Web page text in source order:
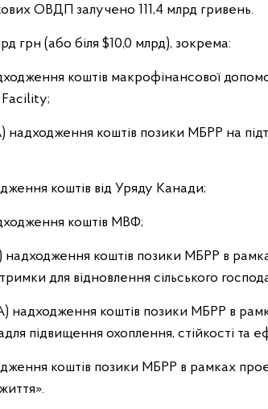
ОВДП залучено 111,4 млрд гривень.
грн (або біля $10,0 млрд), зокрема:
коштів макрофінансової
Facility;
коштів позики МБРР на
коштів від Уряду Канади;
коштів МВФ;
коштів позики МБРР в
для відновлення сільського
надходження коштів позики МБРР в
підвищення охоплення, стійкості та
коштів позики МБРР в рамках